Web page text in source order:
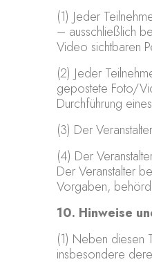
(1) Jeder
– ausschließlich
Video sichtbaren
(2) Jeder
gepostete Foto/
Durchführung
(3) Der
(4) Der
Der Veranstalter
Vorgaben,
10. Hinweise
(1) Neben diesen
insbesondere